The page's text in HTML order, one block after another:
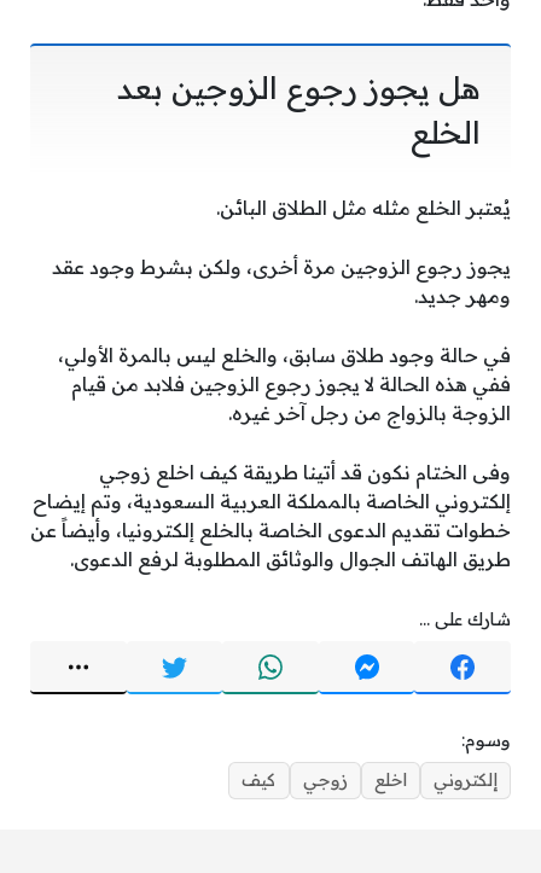
هل يجوز رجوع الزوجين بعد
الخلع
يُعتبر الخلع مثله مثل الطلاق البائن.
يجوز رجوع الزوجين مرة أخرى، ولكن بشرط وجود عقد
ومهر جديد.
في حالة وجود طلاق سابق، والخلع ليس بالمرة الأولي،
ففي هذه الحالة لا يجوز رجوع الزوجين فلابد من قيام
الزوجة بالزواج من رجل آخر غيره.
وفى الختام نكون قد أتينا طريقة كيف اخلع زوجي
إلكتروني الخاصة بالمملكة العربية السعودية، وتم إيضاح
خطوات تقديم الدعوى الخاصة بالخلع إلكترونيا، وأيضاً عن
طريق الهاتف الجوال والوثائق المطلوبة لرفع الدعوى.
شارك على ...
وسوم:
إلكتروني
اخلع زوجي كيف